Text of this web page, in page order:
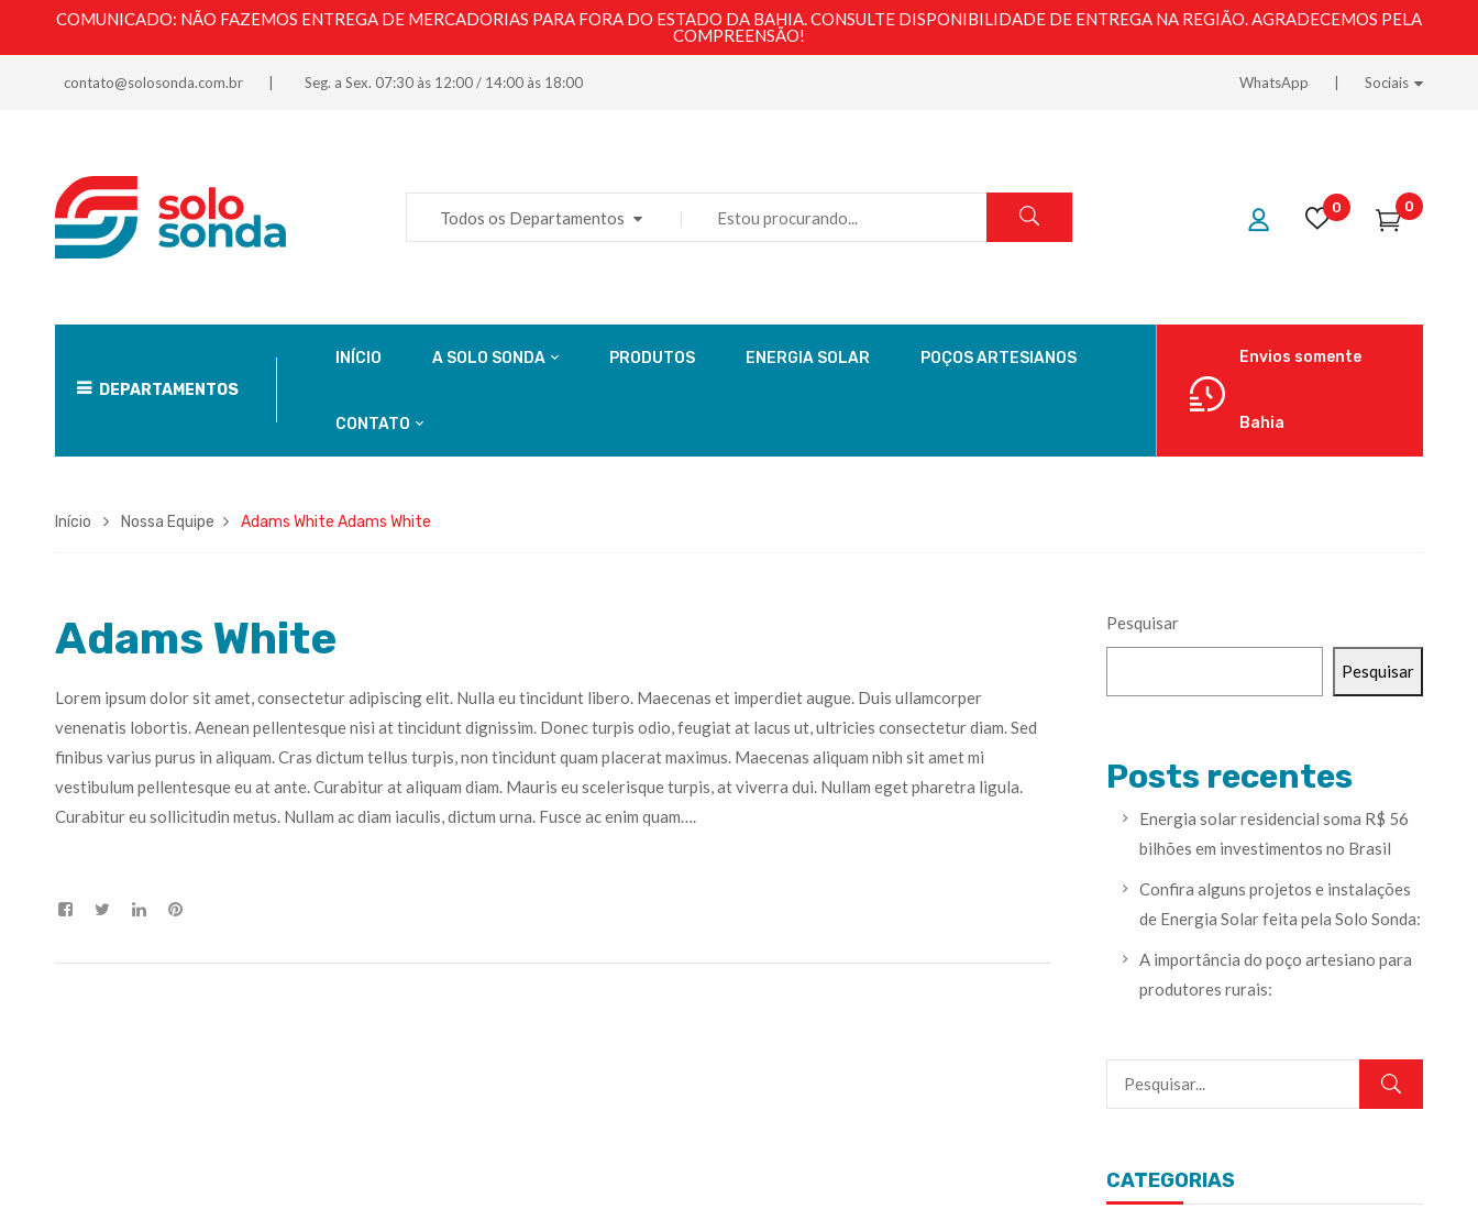
COMUNICADO: NÃO FAZEMOS ENTREGA DE MERCADORIAS PARA FORA DO ESTADO DA BAHIA. CONSULTE DISPONIBILIDADE DE ENTREGA NA REGIÃO. AGRADECEMOS PELA
COMPREENSÃO!
contato@solosonda.com.br Seg. a Sex. 07:30 às 12:00 / 14:00 às 18:00 WhatsApp Sociais
Todos os Departamentos
0 0
DEPARTAMENTOS
INÍCIO A SOLO SONDA PRODUTOS ENERGIA SOLAR POÇOS ARTESIANOS
CONTATO
Envios somente
Bahia
Início Nossa Equipe Adams White Adams White
Adams White
Lorem ipsum dolor sit amet, consectetur adipiscing elit. Nulla eu tincidunt libero. Maecenas et imperdiet augue. Duis ullamcorper
venenatis lobortis. Aenean pellentesque nisi at tincidunt dignissim. Donec turpis odio, feugiat at lacus ut, ultricies consectetur diam. Sed
finibus varius purus in aliquam. Cras dictum tellus turpis, non tincidunt quam placerat maximus. Maecenas aliquam nibh sit amet mi
vestibulum pellentesque eu at ante. Curabitur at aliquam diam. Mauris eu scelerisque turpis, at viverra dui. Nullam eget pharetra ligula.
Curabitur eu sollicitudin metus. Nullam ac diam iaculis, dictum urna. Fusce ac enim quam….
Pesquisar
Pesquisar
Posts recentes
Energia solar residencial soma R$ 56
bilhões em investimentos no Brasil
Confira alguns projetos e instalações
de Energia Solar feita pela Solo Sonda:
A importância do poço artesiano para
produtores rurais:
CATEGORIAS